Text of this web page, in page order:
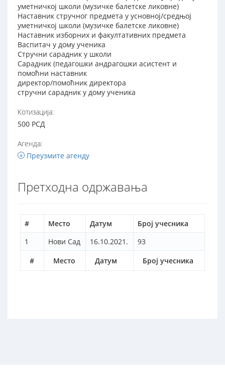
уметничкој школи (музичке балетске ликовне)
Наставник стручног предмета у усновној/средњој
уметничкој школи (музичке балетске ликовне)
Наставник изборних и факултативних предмета
Васпитач у дому ученика
Стручни сарадник у школи
Сарадник (педагошки андрагошки асистент и
помоћни наставник
директор/помоћник директора
стручни сарадник у дому ученика
Котизација:
500 РСД
Агенда:
Преузмите агенду
Претходна одржавања
# Место Датум Број учесника
# Место Датум Број учесника
1 Нови Сад 16.10.2021. 93